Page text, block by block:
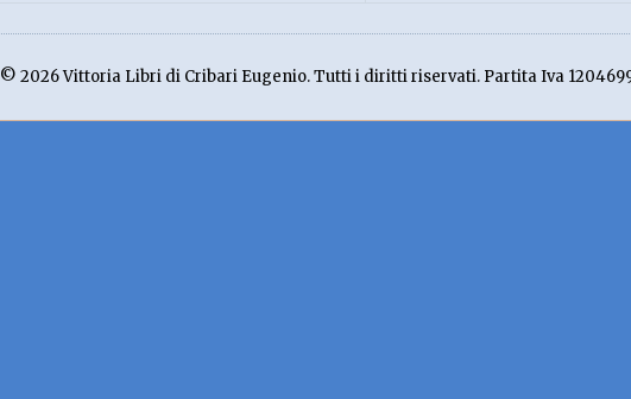
© 2026 Vittoria Libri di Cribari Eugenio. Tutti i diritti riservati. Partita Iva